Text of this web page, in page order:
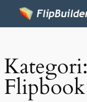
Kategori:
Flipbook